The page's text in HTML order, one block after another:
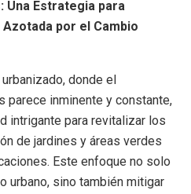
Una Estrategia para
por el Cambio
donde el
parece inminente y constante,
intrigante para revitalizar los
de jardines y áreas verdes
Este enfoque no solo
urbano, sino también mitigar